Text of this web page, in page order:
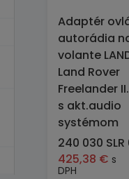
Adaptér
autorádia
volante
Land Rover
Freelander
s akt.audio
systémom
240 030 SLR
425,38 € s
DPH